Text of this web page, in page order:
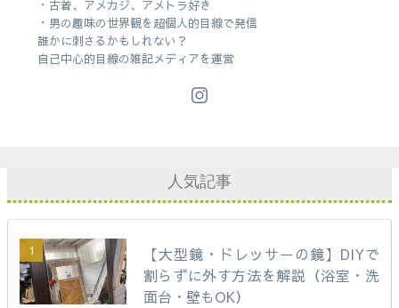
・古着、アメカジ、アメトラ好き
・男の趣味の世界観を超個人的目線で発信
誰かに刺さるかもしれない？
自己中心的目線の雑記メディアを運営
人気記事
【大型鏡・ドレッサーの鏡】DIYで
割らずに外す方法を解説（浴室・洗
面台・壁もOK）